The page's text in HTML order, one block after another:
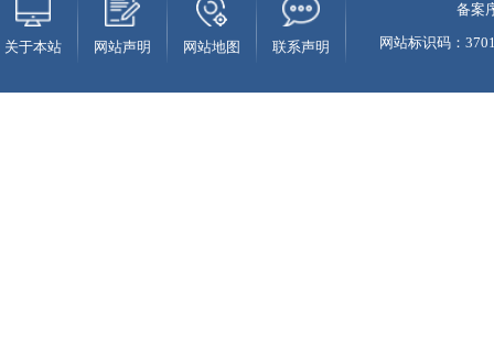
关于本站 网站声明 网站地图 联系声明
备案
网站标识码：